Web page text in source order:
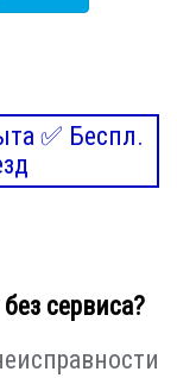
✅ Беспл.
сервиса?